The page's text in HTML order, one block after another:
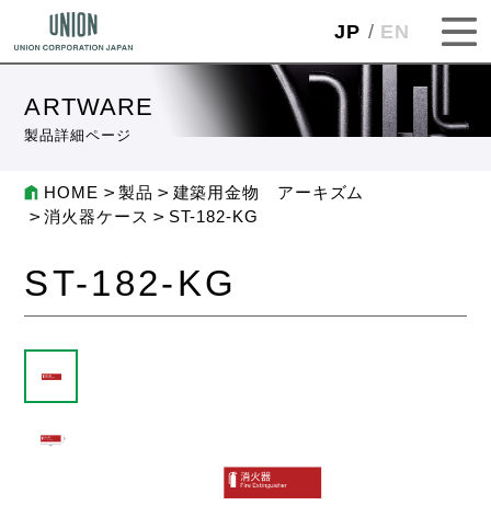
JP EN
ARTWARE
製品詳細ページ
HOME 製品
建築用金物 アーキズム
消火器ケース
ST-182-KG
ST-182-KG